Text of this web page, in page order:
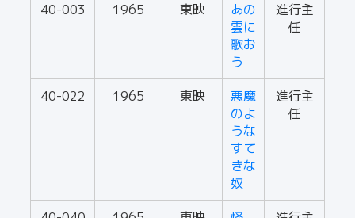
40-003 1965 東映
あの
雲に
歌お
う
進行主
任
40-022 1965 東映
悪魔
のよ
うな
すて
きな
奴
進行主
任